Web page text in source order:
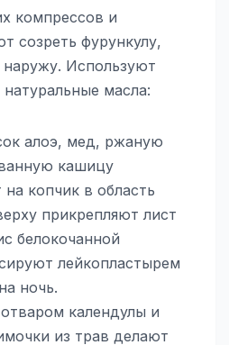
компрессов и
созреть фурункулу,
наружу. Используют
масла:
алоэ, мед, ржаную
кашицу
копчик в область
прикрепляют лист
белокочанной
лейкопластырем
ночь.
календулы и
из трав делают